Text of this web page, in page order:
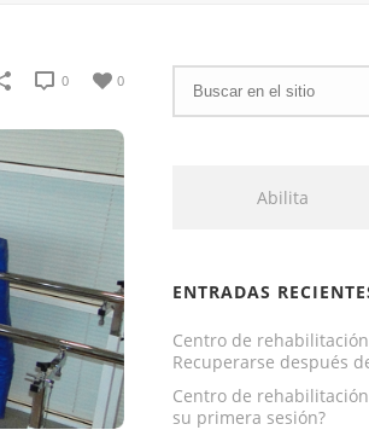
0
0
Abilita
ENTRADAS
Centro de
Recuperarse después
Centro de
su primera sesión?